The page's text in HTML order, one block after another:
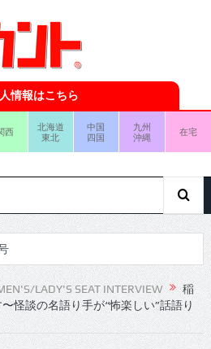
情報はこちら
西
北海道
東北
中国
四国
九州
沖縄
在宅
LADY'S SEAT INTERVIEW
稲
怪談の名語り手が“怖楽しい”話語り